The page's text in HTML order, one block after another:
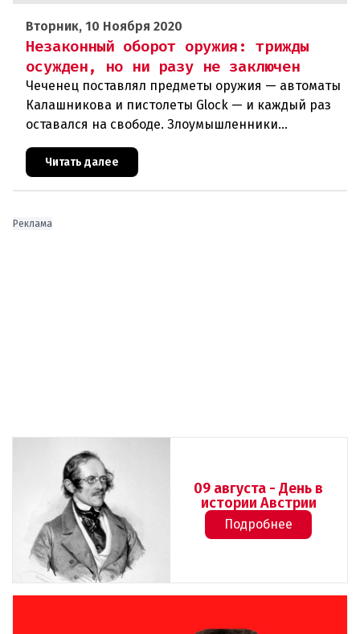
Вторник, 10 Ноября 2020
Незаконный оборот оружия: трижды
осужден, но ни разу не заключен
Чеченец поставлял предметы оружия — автоматы
Калашникова и пистолеты Glock — и каждый раз
оставался на свободе. Злоумышленники
используют незаконный оборот оружия в своих
террористических планах. Куйт
Читать далее
Реклама
09 августа - День в
истории Австрии
Подробнее